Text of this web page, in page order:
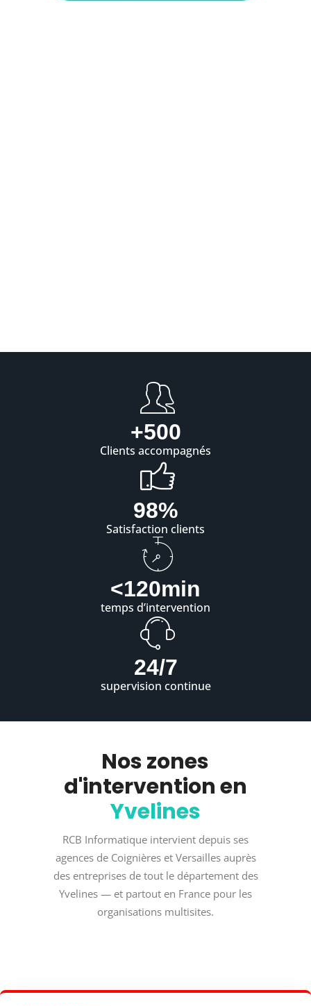
Clients accompagnés
+500
Satisfaction clients
98%
temps d’intervention
<120min
supervision continue
24/7
Nos zones
d'intervention en
Yvelines
RCB Informatique intervient depuis ses
agences de Coignières et Versailles auprès
des entreprises de tout le département des
Yvelines — et partout en France pour les
organisations multisites.